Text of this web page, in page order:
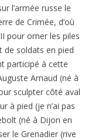
l’armée russe le
de Crimée, d’où
pour orner les piles
de soldats en pied
participé à cette
Arnaud (né à
sculpter côté aval
à pied (je n’ai pas
(né à Dijon en
le Grenadier (rive